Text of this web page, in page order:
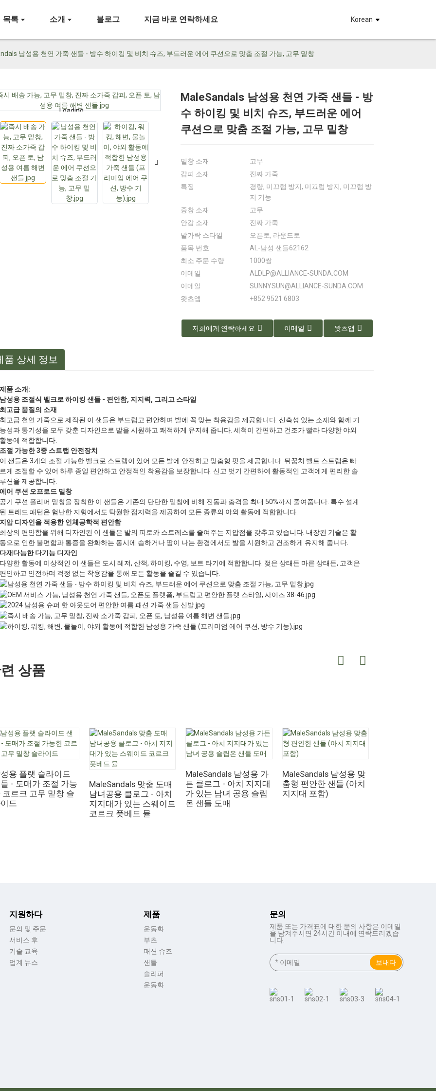
목록 소개 블로그 지금 바로 연락하세요 Korean
남성용 천연 가죽 샌들 - 방수 하이킹 및 비치 슈즈, 부드러운 에어 쿠션으로 맞춤 조절 가능, 고무 밑창
Loading...
Loading... Loading...
Loading...
MaleSandals 남성용 천연 가죽 샌들 - 방
수 하이킹 및 비치 슈즈, 부드러운 에어
쿠션으로 맞춤 조절 가능, 고무 밑창
밑창 소재
고무
갑피 소재
진짜 가죽
특징
경량, 미끄럼 방지, 미끄럼 방지, 미끄럼 방
지 기능
중창 소재
고무
안감 소재
진짜 가죽
발가락 스타일
오픈토, 라운드토
품목 번호
AL-남성 샌들62162
최소 주문 수량
1000쌍
이메일
ALDLP@ALLIANCE-SUNDA.COM
이메일
SUNNYSUN@ALLIANCE-SUNDA.COM
왓츠앱
+852 9521 6803
저희에게 연락하세요 이메일 왓츠앱
품 상세 정보
제품 소개:
남성용 조절식 벨크로 하이킹 샌들 - 편안함, 지지력, 그리고 스타일
최고급 품질의 소재
최고급 천연 가죽으로 제작된 이 샌들은 부드럽고 편안하며 발에 꼭 맞는 착용감을 제공합니다. 신축성 있는 소재와 함께 기
능성과 통기성을 모두 갖춘 디자인으로 발을 시원하고 쾌적하게 유지해 줍니다. 세척이 간편하고 건조가 빨라 다양한 야외
활동에 적합합니다.
조절 가능한 3중 스트랩 안전장치
이 샌들은 3개의 조절 가능한 벨크로 스트랩이 있어 모든 발에 안전하고 맞춤형 핏을 제공합니다. 뒤꿈치 벨트 스트랩은 빠
르게 조절할 수 있어 하루 종일 편안하고 안정적인 착용감을 보장합니다. 신고 벗기 간편하여 활동적인 고객에게 편리한 솔
루션을 제공합니다.
에어 쿠션 오프로드 밑창
공기 쿠션 폴리머 밑창을 장착한 이 샌들은 기존의 단단한 밑창에 비해 진동과 충격을 최대 50%까지 줄여줍니다. 특수 설계
된 트레드 패턴은 험난한 지형에서도 탁월한 접지력을 제공하여 모든 종류의 야외 활동에 적합합니다.
지압 디자인을 적용한 인체공학적 편안함
최상의 편안함을 위해 디자인된 이 샌들은 발의 피로와 스트레스를 줄여주는 지압점을 갖추고 있습니다. 내장된 기술은 활
동으로 인한 불편함과 통증을 완화하는 동시에 습하거나 땀이 나는 환경에서도 발을 시원하고 건조하게 유지해 줍니다.
다재다능한 다기능 디자인
다양한 활동에 이상적인 이 샌들은 도시 레저, 산책, 하이킹, 수영, 보트 타기에 적합합니다. 젖은 상태든 마른 상태든, 고객은
편안하고 안전하며 걱정 없는 착용감을 통해 모든 활동을 즐길 수 있습니다.
상품
용 플랫 슬라이드
- 도매가 조절 가능
코르크 고무 밑창 슬
드
MaleSandals 맞춤 도매
남녀공용 클로그 - 아치
지지대가 있는 스웨이드
코르크 풋베드 뮬
MaleSandals 남성용 가
든 클로그 - 아치 지지대
가 있는 남녀 공용 슬립
온 샌들 도매
MaleSandals 남성용 맞
춤형 편안한 샌들 (아치
지지대 포함)
지원하다
문의 및 주문
서비스 후
기술 교육
업계 뉴스
제품
운동화
부츠
패션 슈즈
샌들
슬리퍼
운동화
문의
제품 또는 가격표에 대한 문의 사항은 이메일
을 남겨주시면 24시간 이내에 연락드리겠습
니다.
보내다